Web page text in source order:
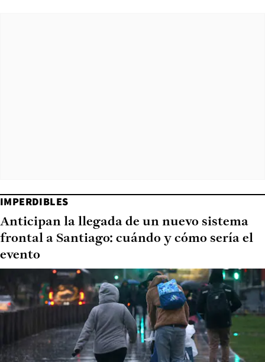
IMPERDIBLES
Anticipan la llegada de un nuevo sistema
frontal a Santiago: cuándo y cómo sería el
evento